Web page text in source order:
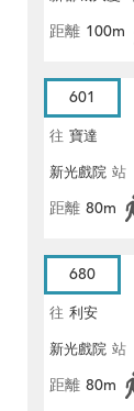
距離 100m
601
往 寶達
新光戲院 站
距離 80m
680
往 利安
新光戲院 站
距離 80m